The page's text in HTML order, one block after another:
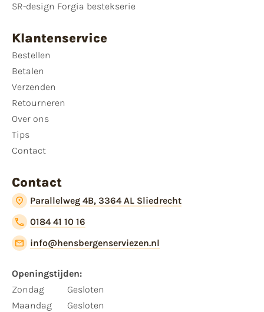
SR-design Forgia bestekserie
Klantenservice
Bestellen
Betalen
Verzenden
Retourneren
Over ons
Tips
Contact
Contact
Parallelweg 4B, 3364 AL Sliedrecht
0184 41 10 16
info@hensbergenserviezen.nl
Openingstijden:
Zondag
Maandag
Gesloten
Gesloten